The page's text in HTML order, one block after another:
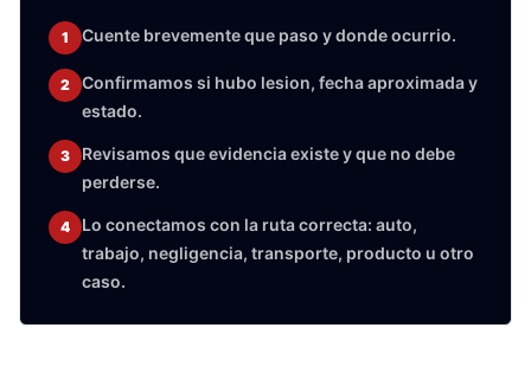
1 Cuente brevemente que paso y donde ocurrio.
2
Confirmamos si hubo lesion, fecha aproximada y
estado.
3
Revisamos que evidencia existe y que no debe
perderse.
4
Lo conectamos con la ruta correcta: auto,
trabajo, negligencia, transporte, producto u otro
caso.